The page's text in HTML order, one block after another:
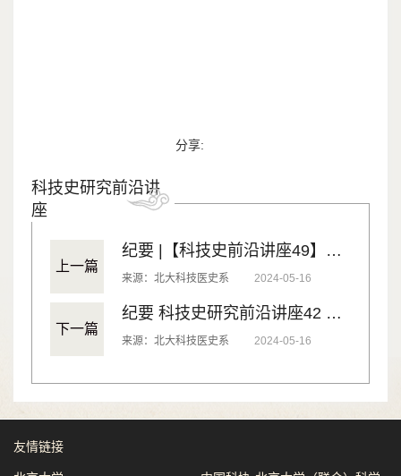
分享:
科技史研究前沿讲
座
上一篇
纪要 |【科技史前沿讲座49】科学可视化中的新兴客观性：分子模拟中的认识论转变与迭代精确性
来源：北大科技医史系 2024-05-16
下一篇
纪要 科技史研究前沿讲座42 Seeking News, Making China
来源：北大科技医史系 2024-05-16
友情链接